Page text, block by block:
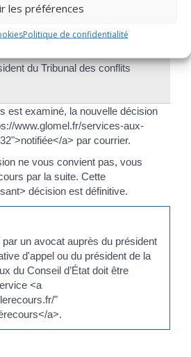
les préférences
Politique de confidentialité
Exposant> président
cour de cassation
du Tribunal des conflits
est examiné, la nouvelle décision
www.glomel.fr/services-aux-
a> par courrier.
ne vous convient pas, vous
par la suite. Cette
décision est définitive.
un avocat auprès du président
d'appel ou du président de la
du Conseil d’État doit être
<a
"
a>.